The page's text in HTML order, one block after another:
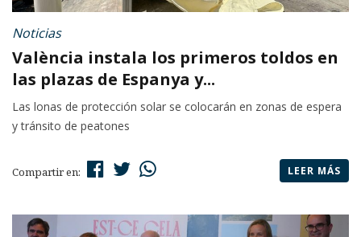
Noticias
València instala los primeros toldos en
las plazas de Espanya y...
Las lonas de protección solar se colocarán en zonas de espera
y tránsito de peatones
Compartir en: LEER MÁS